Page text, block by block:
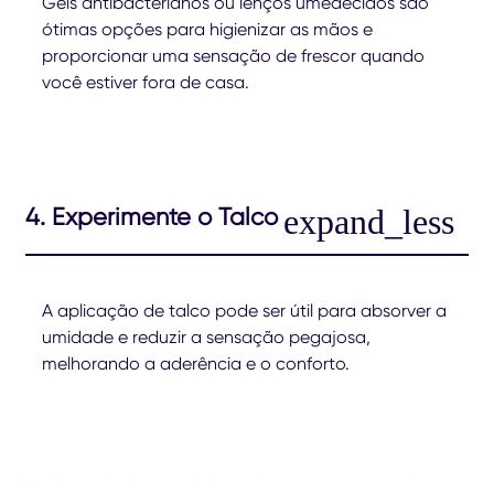
ótimas opções para higienizar as mãos e
proporcionar uma sensação de frescor quando
você estiver fora de casa.
4. Experimente o Talco
A aplicação de talco pode ser útil para absorver a
umidade e reduzir a sensação pegajosa,
melhorando a aderência e o conforto.